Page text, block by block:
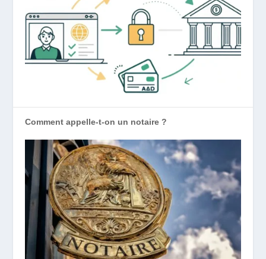
Comment appelle-t-on un notaire ?